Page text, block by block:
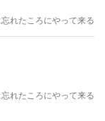
れたころにやって来る
れたころにやって来る